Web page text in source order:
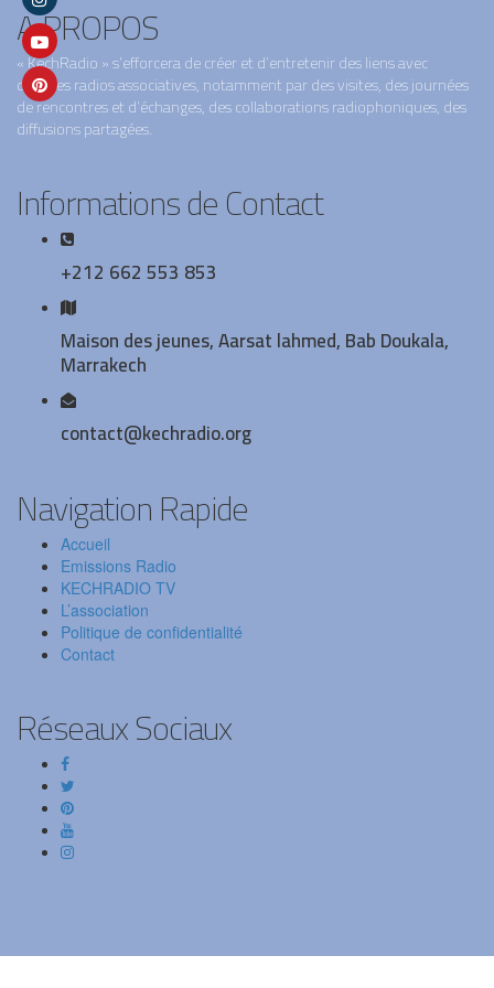
A PROPOS
« KechRadio » s’efforcera de créer et d’entretenir des liens avec
d’autres radios associatives, notamment par des visites, des journées
de rencontres et d’échanges, des collaborations radiophoniques, des
diffusions partagées.
Informations de Contact
+212 662 553 853
Maison des jeunes, Aarsat lahmed, Bab Doukala,
Marrakech
contact@kechradio.org
Navigation Rapide
Accueil
Emissions Radio
KECHRADIO TV
L’association
Politique de confidentialité
Contact
Réseaux Sociaux